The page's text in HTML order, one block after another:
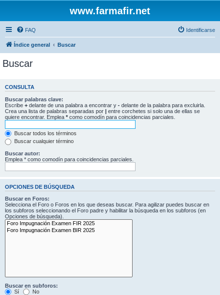
www.farmafir.net
FAQ Identificarse
Índice general Buscar
Buscar
CONSULTA
Buscar palabras clave:
Escribe + delante de una palabra a encontrar y - delante de la palabra para excluirla.
Crea una lista de palabras separadas por | entre corchetes si solo una de ellas se
quiere encontrar. Emplea * como comodín para coincidencias parciales.
Buscar todos los términos
Buscar cualquier término
Buscar autor:
Emplea * como comodín para coincidencias parciales.
OPCIONES DE BÚSQUEDA
Buscar en Foros:
Selecciona el Foro o Foros en los que deseas buscar. Para agilizar puedes buscar en
los subforos seleccionando el Foro padre y habilitar la búsqueda en los subforos (en
Opciones de búsqueda).
Buscar en subforos:
Sí
No